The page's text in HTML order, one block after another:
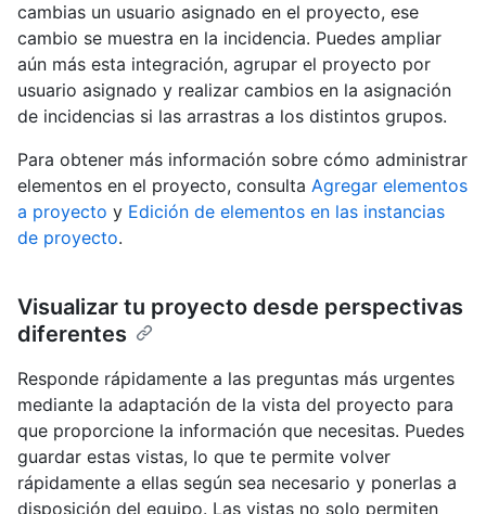
cambias un usuario asignado en el proyecto, ese
cambio se muestra en la incidencia. Puedes ampliar
aún más esta integración, agrupar el proyecto por
usuario asignado y realizar cambios en la asignación
de incidencias si las arrastras a los distintos grupos.
Para obtener más información sobre cómo administrar
elementos en el proyecto, consulta Agregar elementos
a proyecto y Edición de elementos en las instancias
de proyecto.
Visualizar tu proyecto desde perspectivas
diferentes
Responde rápidamente a las preguntas más urgentes
mediante la adaptación de la vista del proyecto para
que proporcione la información que necesitas. Puedes
guardar estas vistas, lo que te permite volver
rápidamente a ellas según sea necesario y ponerlas a
disposición del equipo. Las vistas no solo permiten